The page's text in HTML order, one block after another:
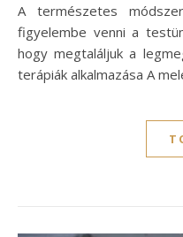
A természetes
figyelembe venni a
hogy megtaláljuk a
terápiák alkalmazása A